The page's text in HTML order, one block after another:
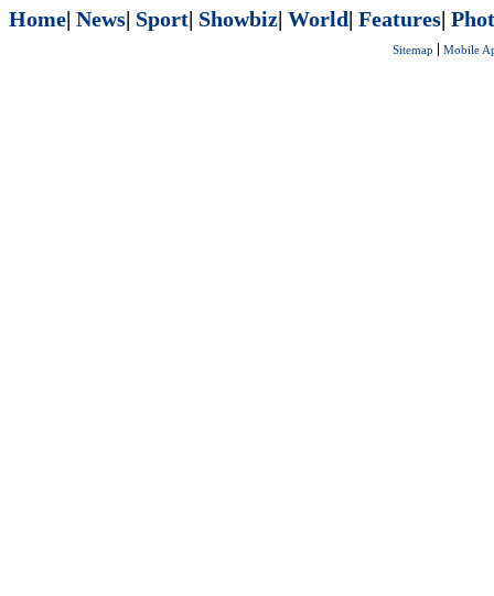
Home| News| Sport| Showbiz| World| Features|
Sitemap Mobile